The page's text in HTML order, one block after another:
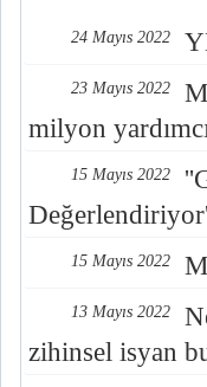
24 Mayıs 2022
23 Mayıs 2022
milyon
15 Mayıs 2022
15 Mayıs 2022
13 Mayıs 2022
zihinsel isyan